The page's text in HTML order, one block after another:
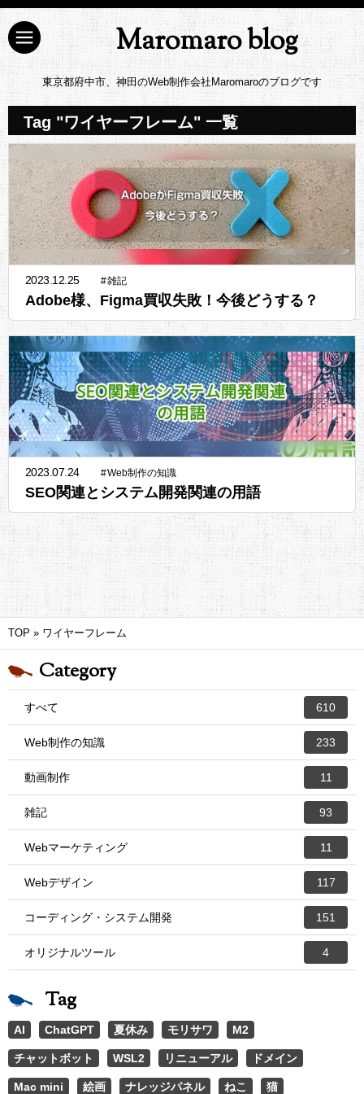
Maromaro blog
東京都府中市、神田のWeb制作会社Maromaroのブログです
Tag "ワイヤーフレーム" 一覧
2023.12.25 #雑記
Adobe様、Figma買収失敗！今後どうする？
2023.07.24 #Web制作の知識
SEO関連とシステム開発関連の用語
TOP » ワイヤーフレーム
Category
すべて 610
Web制作の知識 233
動画制作 11
雑記 93
Webマーケティング 11
Webデザイン 117
コーディング・システム開発 151
オリジナルツール 4
Tag
AI ChatGPT 夏休み モリサワ M2
チャットボット WSL2 リニューアル ドメイン
Mac mini 絵画 ナレッジパネル ねこ 猫